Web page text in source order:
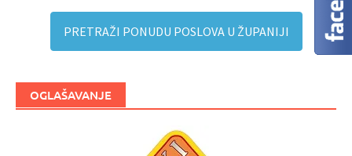
PRETRAŽI PONUDU POSLOVA U ŽUPANIJI
OGLAŠAVANJE